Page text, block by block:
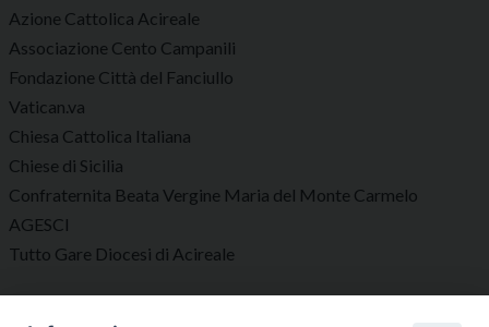
Azione Cattolica Acireale
Associazione Cento Campanili
Fondazione Città del Fanciullo
Vatican.va
Chiesa Cattolica Italiana
Chiese di Sicilia
Confraternita Beata Vergine Maria del Monte Carmelo
AGESCI
Tutto Gare Diocesi di Acireale